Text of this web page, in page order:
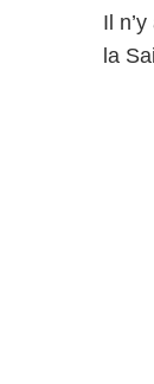
Il
la